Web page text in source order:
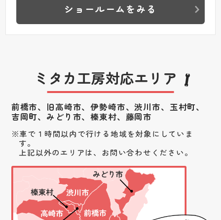
ショールームをみる
ミタカ工房対応エリア
前橋市、旧高崎市、伊勢崎市、渋川市、 玉村町、
吉岡町、みどり市、榛東村、藤岡市
車で１時間以内で行ける地域を対象にしていま
す。
上記以外のエリアは、お問い合わせください。